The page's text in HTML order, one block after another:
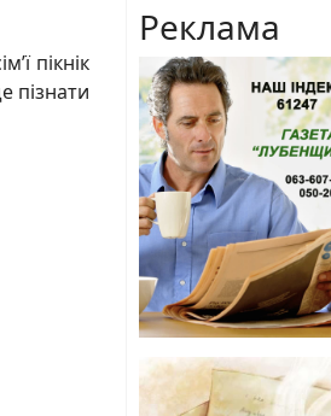
пікнік
пізнати
Реклама